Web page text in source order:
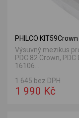
PHILCO
Výsuvný mezikus
PDC 82 Crown,
16106...
1 645 bez DPH
1 990 Kč